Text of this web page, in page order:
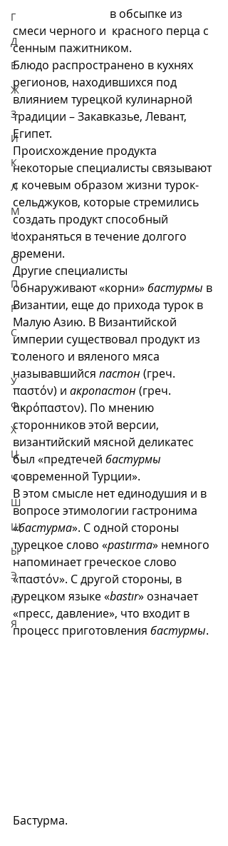
Г
Д
Е
Ж
З
И
К
Л
М
Н
О
П
Р
С
Т
У
Ф
Х
Ц
Ч
Ш
Щ
Ы
Э
Ю
Я
                                  в обсыпке из
смеси черного и  красного перца с
сенным пажитником.
Блюдо распространено в кухнях
регионов, находившихся под
влиянием турецкой кулинарной
традиции – Закавказье, Левант,
Египет.
Происхождение продукта
некоторые специалисты связывают
с кочевым образом жизни турок-
сельджуков, которые стремились
создать продукт способный
сохраняться в течение долгого
времени.
Другие специалисты
обнаруживают «корни» бастурмы в
Византии, еще до прихода турок в
Малую Азию. В Византийской
империи существовал продукт из
соленого и вяленого мяса
называвшийся пастон (греч.
παστόν) и акропастон (греч.
ακρόπαστον). По мнению
сторонников этой версии,
византийский мясной деликатес
был «предтечей бастурмы
современной Турции».
В этом смысле нет единодушия и в
вопросе этимологии гастронима
«бастурма». С одной стороны
турецкое слово «pastırma» немного
напоминает греческое слово
«παστόν». С другой стороны, в
турецком языке «bastır» означает
«пресс, давление», что входит в
процесс приготовления бастурмы.
Бастурма.